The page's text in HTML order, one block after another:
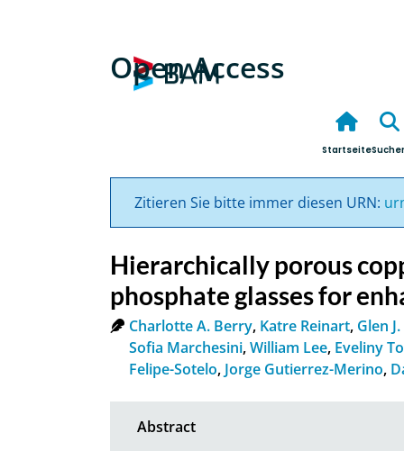
Open Access
Startseite
Zitieren Sie bitte immer diesen URN:
Hierarchically porous
phosphate glasses for
Charlotte A. Berry, Katre Reinart, Glen
Sofia Marchesini,William Lee, Eveliny
Felipe-Sotelo, Jorge Gutierrez-Merino,